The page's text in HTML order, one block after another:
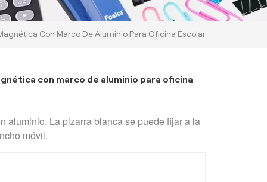
Con Marco De Aluminio Para Oficina Escolar
con marco de aluminio para oficina
aluminio. La pizarra blanca se puede fijar a la
móvil.